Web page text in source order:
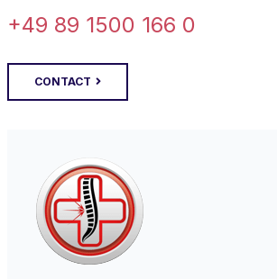
+49 89 1500 166 0
CONTACT